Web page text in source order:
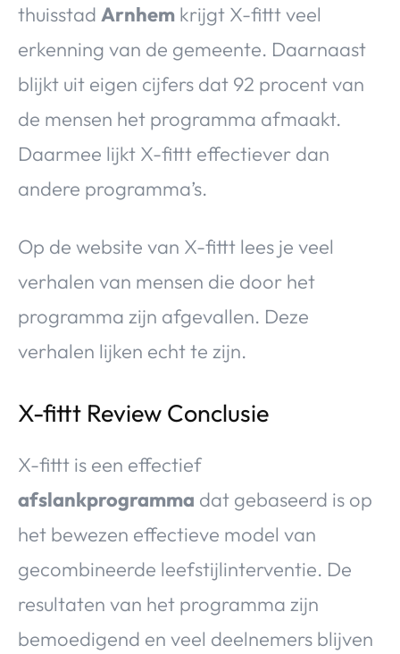
thuisstad Arnhem krijgt X-fittt veel
erkenning van de gemeente. Daarnaast
blijkt uit eigen cijfers dat 92 procent van
de mensen het programma afmaakt.
Daarmee lijkt X-fittt effectiever dan
andere programma’s.
Op de website van X-fittt lees je veel
verhalen van mensen die door het
programma zijn afgevallen. Deze
verhalen lijken echt te zijn.
X-fittt Review Conclusie
X-fittt is een effectief
afslankprogramma dat gebaseerd is op
het bewezen effectieve model van
gecombineerde leefstijlinterventie. De
resultaten van het programma zijn
bemoedigend en veel deelnemers blijven